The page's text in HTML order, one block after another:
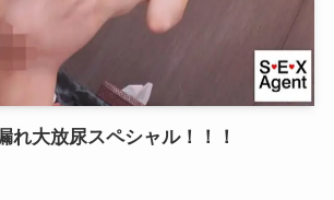
れ大放尿スペシャル！！！